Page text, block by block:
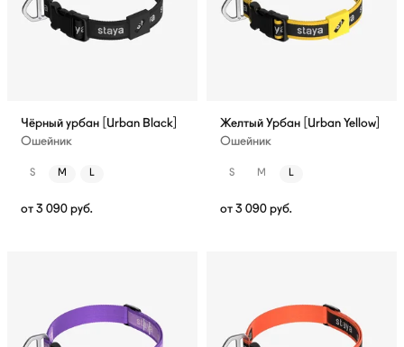
Чёрный урбан [Urban Black]
Ошейник
S M L
от 3 090 руб.
Желтый Урбан [Urban Yellow]
Ошейник
S M L
от 3 090 руб.